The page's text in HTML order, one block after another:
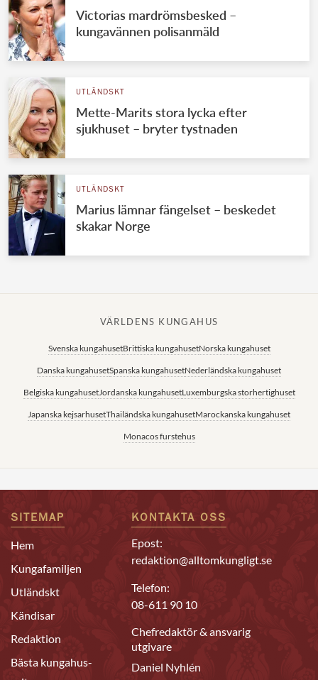
Victorias mardrömsbesked –
kungavännen polisanmäld
UTLÄNDSKT
Mette-Marits stora lycka efter
sjukhuset – bryter tystnaden
UTLÄNDSKT
Marius lämnar fängelset – beskedet
skakar Norge
VÄRLDENS KUNGAHUS
Svenska kungahusetBrittiska kungahusetNorska kungahuset
Danska kungahusetSpanska kungahusetNederländska kungahuset
Belgiska kungahusetJordanska kungahusetLuxemburgska storhertighuset
Japanska kejsarhusetThailändska kungahusetMarockanska kungahuset
Monacos furstehus
SITEMAP
Hem
Kungafamiljen
Utländskt
Kändisar
Redaktion
Bästa kungahus-
KONTAKTA OSS
Epost:
redaktion@alltomkungligt.se
Telefon:
08-611 90 10
Chefredaktör & ansvarig
utgivare
Daniel Nyhlén